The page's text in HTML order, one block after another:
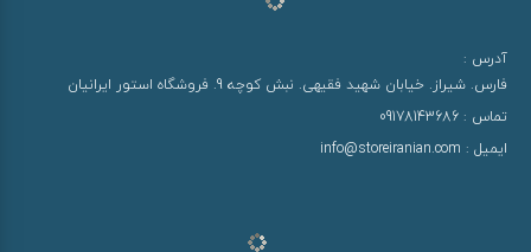
آدرس :
فارس. شیراز. خیابان شهید فقیهی. نبش کوچه 9. فروشگاه استور ایرانیان
تماس : 09178143686
ایمیل : info@storeiranian.com